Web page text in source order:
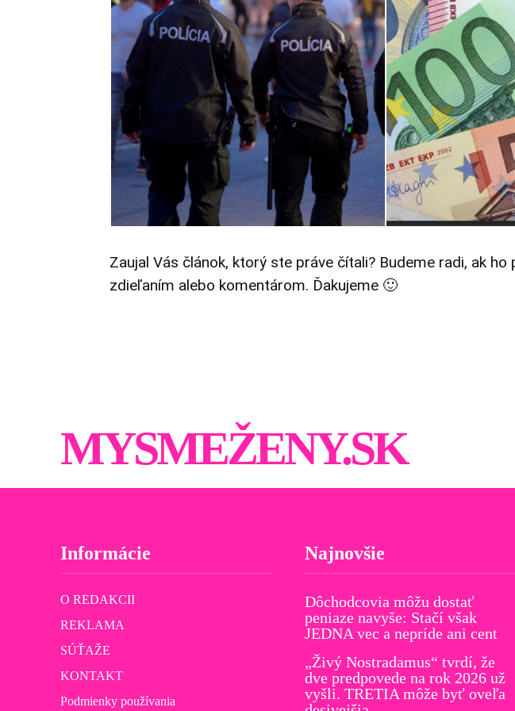
Zaujal Vás článok, ktorý ste práve čítali? Budeme radi, ak
zdieľaním alebo komentárom. Ďakujeme 🙂
MYSMEŽENY.SK
Informácie
O REDAKCII
REKLAMA
SÚŤAŽE
KONTAKT
Podmienky používania
Najnovšie
Dôchodcovia môžu dostať
peniaze navyše: Stačí však
JEDNA vec a nepríde ani cent
„Živý Nostradamus“ tvrdí, že
dve predpovede na rok 2026 už
vyšli. TRETIA môže byť oveľa